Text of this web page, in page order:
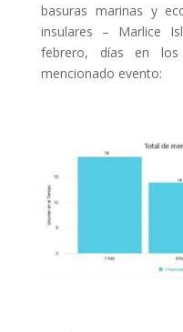
basuras marinas y
insulares – Marlice
febrero, días en
mencionado evento: